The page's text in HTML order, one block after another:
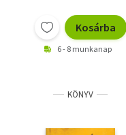
Kosárba
6 - 8 munkanap
KÖNYV